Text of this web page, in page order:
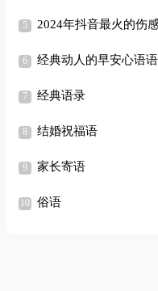
2024年抖音最火的伤
经典动人的早安心语
经典语录
结婚祝福语
家长寄语
俗语